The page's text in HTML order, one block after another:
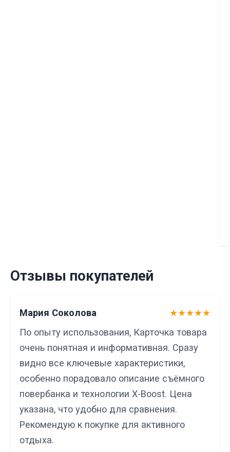
Отзывы покупателей
Мария Соколова
★★★★★
По опыту использования, Карточка товара
очень понятная и информативная. Сразу
видно все ключевые характеристики,
особенно порадовало описание съёмного
повербанка и технологии X-Boost. Цена
указана, что удобно для сравнения.
Рекомендую к покупке для активного
отдыха.